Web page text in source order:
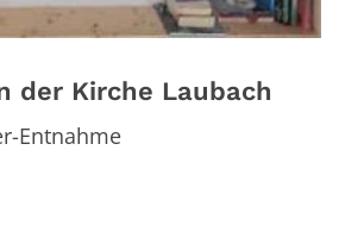
der Kirche Laubach
Entnahme